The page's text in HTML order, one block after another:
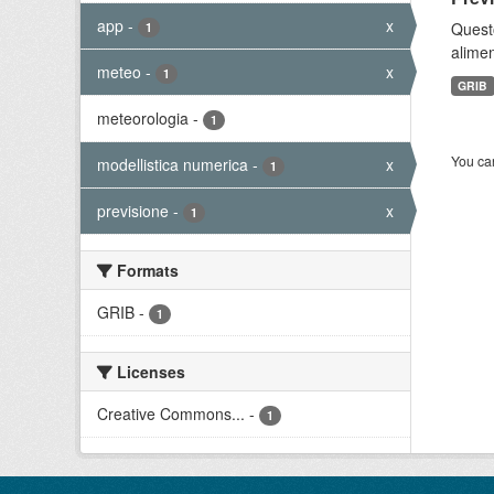
app - 1 x
meteo - 1 x
meteorologia - 1
modellistica numerica - 1 x
previsione - 1 x
Formats
GRIB - 1
Licenses
Creative Commons... - 1
GRIB
You